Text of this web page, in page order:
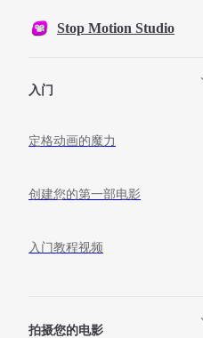
Skip to content
Stop Motion Studio
入门
定格动画的魔力
创建您的第一部电影
入门教程视频
拍摄您的电影